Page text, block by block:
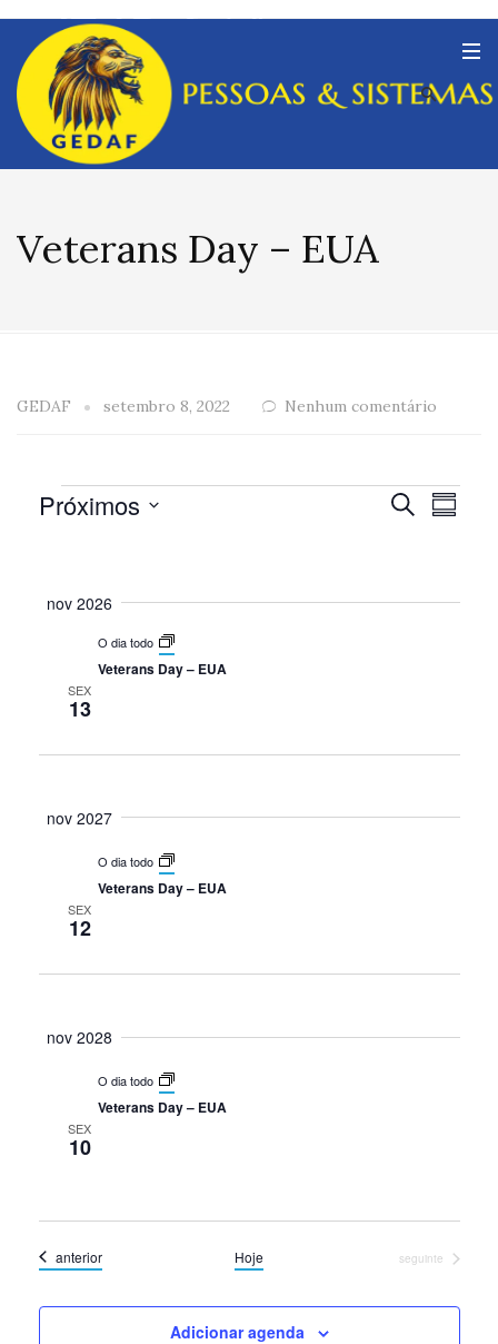
Veterans Day – EUA
GEDAF setembro 8, 2022 Nenhum comentário
Eventos
de
ProcurarResumo
Próximos
data.
nov 2026
SEX
13
O dia todo
Veterans Day – EUA
nov 2027
SEX
12
O dia todo
Veterans Day – EUA
nov 2028
SEX
10
O dia todo
Veterans Day – EUA
Eventos
anterior Hoje Eventos
seguinte
Adicionar agenda